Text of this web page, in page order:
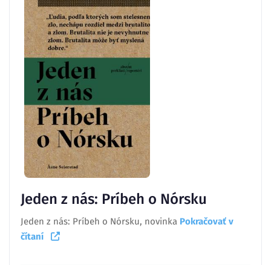
Jeden z nás: Príbeh o Nórsku
Jeden z nás: Príbeh o Nórsku, novinka Pokračovať v
čítaní